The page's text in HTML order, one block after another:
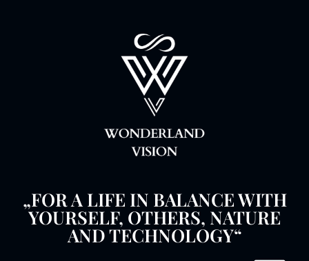
„FOR A LIFE IN BALANCE WITH
YOURSELF, OTHERS, NATURE
AND TECHNOLOGY“